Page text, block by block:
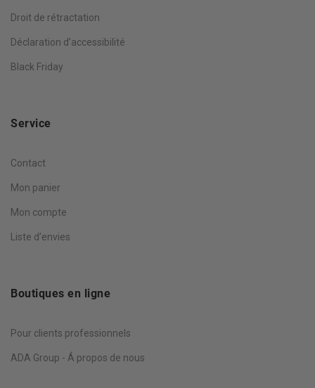
Droit de rétractation
Déclaration d’accessibilité
Black Friday
Service
Contact
Mon panier
Mon compte
Liste d’envies
Boutiques en ligne
Pour clients professionnels
ADA Group - Á propos de nous